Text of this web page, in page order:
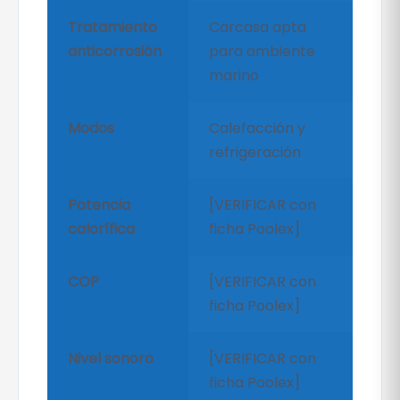
Tratamiento
anticorrosión
Carcasa apta
para ambiente
marino
Modos
Calefacción y
refrigeración
Potencia
calorífica
[VERIFICAR con
ficha Poolex]
COP
[VERIFICAR con
ficha Poolex]
Nivel sonoro
[VERIFICAR con
ficha Poolex]